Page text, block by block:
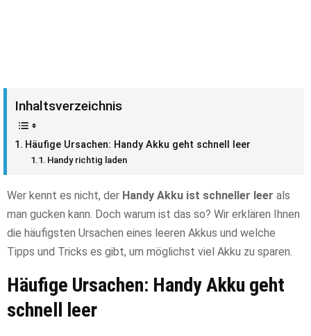
Inhaltsverzeichnis
Häufige Ursachen: Handy Akku geht schnell leer
Handy richtig laden
Wer kennt es nicht, der Handy Akku ist schneller leer als
man gucken kann. Doch warum ist das so? Wir erklären Ihnen
die häufigsten Ursachen eines leeren Akkus und welche
Tipps und Tricks es gibt, um möglichst viel Akku zu sparen.
Häufige Ursachen: Handy Akku geht
schnell leer